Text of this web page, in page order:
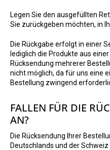
Legen Sie den ausgefüllten
Sie zurückgeben möchten, in
Die Rückgabe erfolgt in einer
lediglich die Produkte aus
Rücksendung mehrerer
nicht möglich, da für uns eine
Bestellung zwingend
FALLEN FÜR DIE
AN?
Die Rücksendung Ihrer
Deutschlands und der